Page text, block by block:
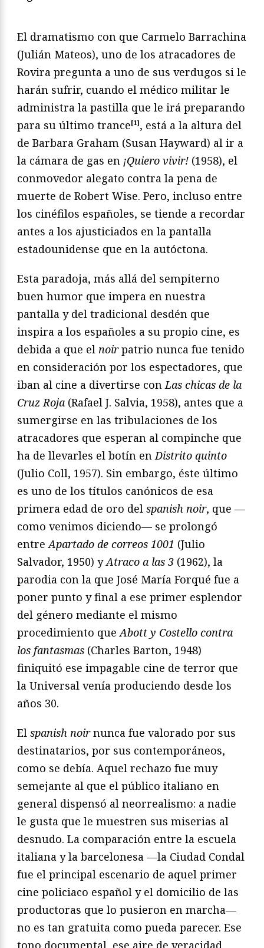
El dramatismo con que Carmelo Barrachina
(Julián Mateos), uno de los atracadores de
Rovira pregunta a uno de sus verdugos si le
harán sufrir, cuando el médico militar le
administra la pastilla que le irá preparando
para su último trance[1], está a la altura del
de Barbara Graham (Susan Hayward) al ir a
la cámara de gas en ¡Quiero vivir! (1958), el
conmovedor alegato contra la pena de
muerte de Robert Wise. Pero, incluso entre
los cinéfilos españoles, se tiende a recordar
antes a los ajusticiados en la pantalla
estadounidense que en la autóctona.
Esta paradoja, más allá del sempiterno
buen humor que impera en nuestra
pantalla y del tradicional desdén que
inspira a los españoles a su propio cine, es
debida a que el noirpatrio nunca fue tenido
en consideración por los espectadores, que
iban al cine a divertirse con Las chicas de la
Cruz Roja (Rafael J. Salvia, 1958), antes que a
sumergirse en las tribulaciones de los
atracadores que esperan al compinche que
ha de llevarles el botín en Distrito quinto
(Julio Coll, 1957). Sin embargo, éste último
es uno de los títulos canónicos de esa
primera edad de oro del spanish noir, que —
como venimos diciendo— se prolongó
entre Apartado de correos 1001 (Julio
Salvador, 1950) yAtraco a las 3 (1962), la
parodia con la que José María Forqué fue a
poner punto y final a ese primer esplendor
del género mediante el mismo
procedimiento que Abott y Costello contra
los fantasmas (Charles Barton, 1948)
finiquitó ese impagable cine de terror que
la Universal venía produciendo desde los
años 30.
El spanish noirnunca fue valorado por sus
destinatarios, por sus contemporáneos,
como se debía. Aquel rechazo fue muy
semejante al que el público italiano en
general dispensó al neorrealismo: a nadie
le gusta que le muestren sus miserias al
desnudo. La comparación entre la escuela
italiana y la barcelonesa —la Ciudad Condal
fue el principal escenario de aquel primer
cine policiaco español y el domicilio de las
productoras que lo pusieron en marcha—
no es tan gratuita como pueda parecer. Ese
tono documental, ese aire de veracidad